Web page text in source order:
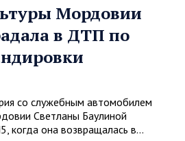
Мордовии
в ДТП по
со служебным автомобилем
Светланы Баулиной
когда она возвращалась в…